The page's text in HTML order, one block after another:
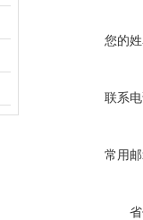
您的姓
联系电
常用邮
省